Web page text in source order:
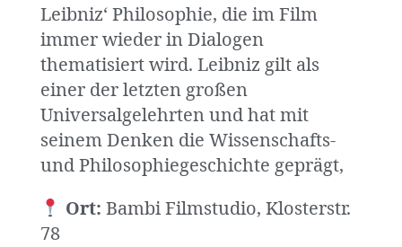
Leibniz‘ Philosophie, die im Film
immer wieder in Dialogen
thematisiert wird. Leibniz gilt als
einer der letzten großen
Universalgelehrten und hat mit
seinem Denken die Wissenschafts-
und Philosophiegeschichte geprägt,
Ort: Bambi Filmstudio, Klosterstr.
78